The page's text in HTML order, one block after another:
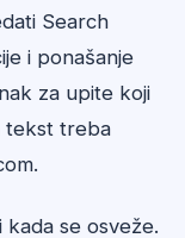
Search
i ponašanje
za upite koji
tekst treba
se osveže.